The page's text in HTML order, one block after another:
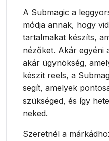
A Submagic a
módja annak, hogy
tartalmakat készíts,
nézőket. Akár egyéni
akár ügynökség,
készít reels, a
segít, amelyek
szükséged, és így
neked.
Szeretnél a